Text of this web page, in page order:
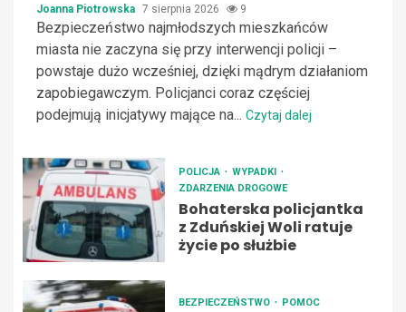
Joanna Piotrowska 7 sierpnia 2026 9
Bezpieczeństwo najmłodszych mieszkańców
miasta nie zaczyna się przy interwencji policji –
powstaje dużo wcześniej, dzięki mądrym działaniom
zapobiegawczym. Policjanci coraz częściej
podejmują inicjatywy mające na... Czytaj dalej
POLICJA
WYPADKI
ZDARZENIA DROGOWE
Bohaterska policjantka
z Zduńskiej Woli ratuje
życie po służbie
BEZPIECZEŃSTWO POMOC